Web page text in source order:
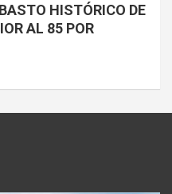
HISTÓRICO DE
AL 85 POR